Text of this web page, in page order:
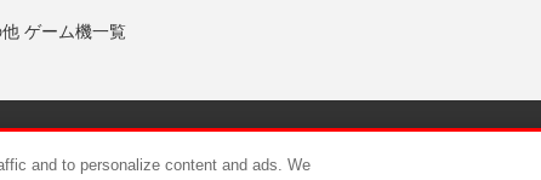
ゲーム機一覧
and to personalize content and ads. We